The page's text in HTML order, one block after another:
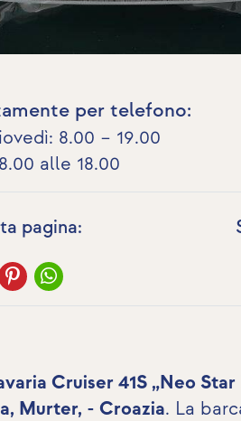
per telefono:
8.00 – 19.00
alle 18.00
pagina:
Cruiser 41S „Neo
Murter, - Croazia. La